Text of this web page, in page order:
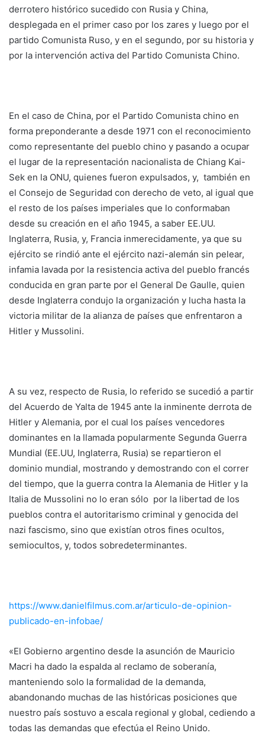
derrotero histórico sucedido con Rusia y China,
desplegada en el primer caso por los zares y luego por el
partido Comunista Ruso, y en el segundo, por su historia y
por la intervención activa del Partido Comunista Chino.
En el caso de China, por el Partido Comunista chino en
forma preponderante a desde 1971 con el reconocimiento
como representante del pueblo chino y pasando a ocupar
el lugar de la representación nacionalista de Chiang Kai-
Sek en la ONU, quienes fueron expulsados, y, también en
el Consejo de Seguridad con derecho de veto, al igual que
el resto de los países imperiales que lo conformaban
desde su creación en el año 1945, a saber EE.UU.
Inglaterra, Rusia, y, Francia inmerecidamente, ya que su
ejército se rindió ante el ejército nazi-alemán sin pelear,
infamia lavada por la resistencia activa del pueblo francés
conducida en gran parte por el General De Gaulle, quien
desde Inglaterra condujo la organización y lucha hasta la
victoria militar de la alianza de países que enfrentaron a
Hitler y Mussolini.
A su vez, respecto de Rusia, lo referido se sucedió a partir
del Acuerdo de Yalta de 1945 ante la inminente derrota de
Hitler y Alemania, por el cual los países vencedores
dominantes en la llamada popularmente Segunda Guerra
Mundial (EE.UU, Inglaterra, Rusia) se repartieron el
dominio mundial, mostrando y demostrando con el correr
del tiempo, que la guerra contra la Alemania de Hitler y la
Italia de Mussolini no lo eran sólo por la libertad de los
pueblos contra el autoritarismo criminal y genocida del
nazi fascismo, sino que existían otros fines ocultos,
semiocultos, y, todos sobredeterminantes.
https://www.danielfilmus.com.ar/articulo-de-opinion-
publicado-en-infobae/
«El Gobierno argentino desde la asunción de Mauricio
Macri ha dado la espalda al reclamo de soberanía,
manteniendo solo la formalidad de la demanda,
abandonando muchas de las históricas posiciones que
nuestro país sostuvo a escala regional y global, cediendo a
todas las demandas que efectúa el Reino Unido.